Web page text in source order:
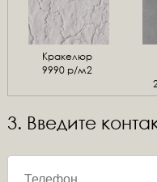
Кракелюр
9990 р/м2
3. Введите